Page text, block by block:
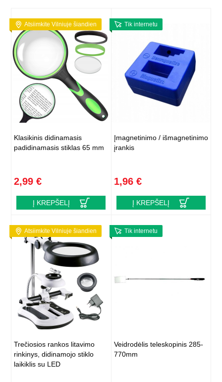
Atsiimkite Vilniuje šiandien
Klasikinis didinamasis
padidinamasis stiklas 65 mm
2,99 €
Į KREPŠELĮ
Tik internetu
Įmagnetinimo / išmagnetinimo
įrankis
1,96 €
Į KREPŠELĮ
Atsiimkite Vilniuje šiandien
Trečiosios rankos litavimo
rinkinys, didinamojo stiklo
laikiklis su LED
Tik internetu
Veidrodėlis teleskopinis 285-
770mm